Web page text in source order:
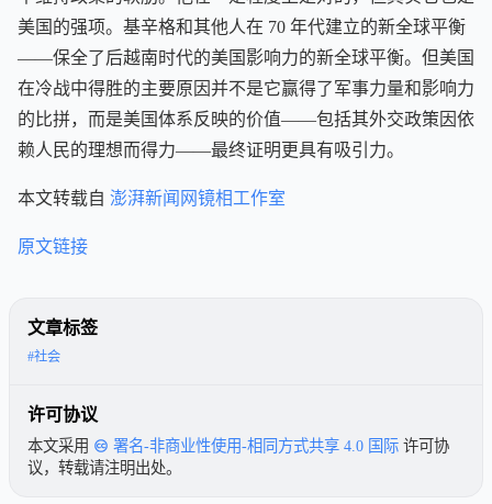
美国的强项。基辛格和其他人在 70 年代建立的新全球平衡
——保全了后越南时代的美国影响力的新全球平衡。但美国
在冷战中得胜的主要原因并不是它赢得了军事力量和影响力
的比拼，而是美国体系反映的价值——包括其外交政策因依
赖人民的理想而得力——最终证明更具有吸引力。
本文转载自 澎湃新闻网镜相工作室
原文链接
文章标签
#社会
许可协议
本文采用 署名-非商业性使用-相同方式共享 4.0 国际 许可协
议，转载请注明出处。